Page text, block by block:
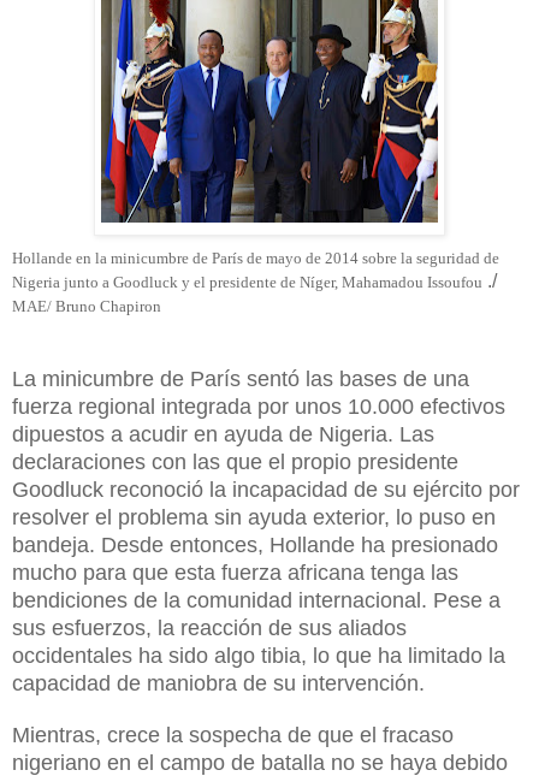
Hollande en la minicumbre de París de mayo de 2014 sobre la seguridad de
Nigeria junto a Goodluck y el presidente de Níger, Mahamadou Issoufou ./
MAE/ Bruno Chapiron
La minicumbre de París sentó las bases de una
fuerza regional integrada por unos 10.000 efectivos
dipuestos a acudir en ayuda de Nigeria. Las
declaraciones con las que el propio presidente
Goodluck reconoció la incapacidad de su ejército por
resolver el problema sin ayuda exterior, lo puso en
bandeja. Desde entonces, Hollande ha presionado
mucho para que esta fuerza africana tenga las
bendiciones de la comunidad internacional. Pese a
sus esfuerzos, la reacción de sus aliados
occidentales ha sido algo tibia, lo que ha limitado la
capacidad de maniobra de su intervención.
Mientras, crece la sospecha de que el fracaso
nigeriano en el campo de batalla no se haya debido